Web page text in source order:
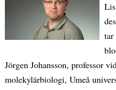
Jörgen Johansson, professor
molekylärbiologi, Umeå